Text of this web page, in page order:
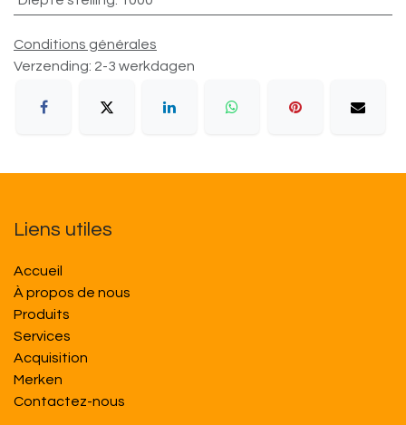
Conditions générales
Verzending: 2-3 werkdagen
Liens utiles
Accueil
À propos de nous
Produits
Services
Acquisition
M​​erken
Contactez-nous